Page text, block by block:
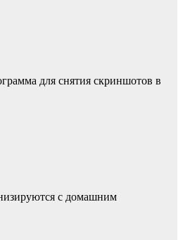
для снятия скриншотов в
с домашним